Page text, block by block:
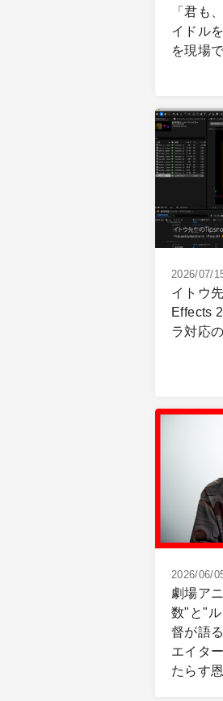
「君も
イドル
を現場
2026/07/
イトウ
Effects
ラ対応
2026/06/
劇場ア
数"と"
督が語
エイタ
たらす